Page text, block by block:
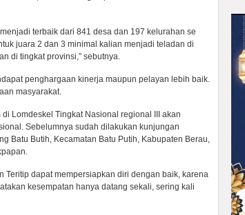
terbaik dari 841 desa dan 197 kelurahan se
juara 2 dan 3 minimal kalian menjadi teladan di
di tingkat provinsi,” sebutnya.
penghargaan kinerja maupun pelayan lebih baik.
masyarakat.
Lomdeskel Tingkat Nasional regional III akan
Sebelumnya sudah dilakukan kunjungan
Batu Butih, Kecamatan Batu Putih, Kabupaten Berau,
dapat mempersiapkan diri dengan baik, karena
kesempatan hanya datang sekali, sering kali